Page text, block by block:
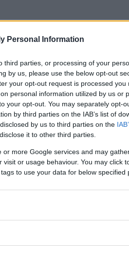
Personal Information
third parties, or processing of your
by us, please use the below opt-out
your opt-out request is processed you
personal information utilized by us or
your opt-out. You may separately opt-
by third parties on the IAB’s list of
by us to third parties on the
it to other third parties.
more Google services and may
or usage behaviour. You may click
to use your data for below specified